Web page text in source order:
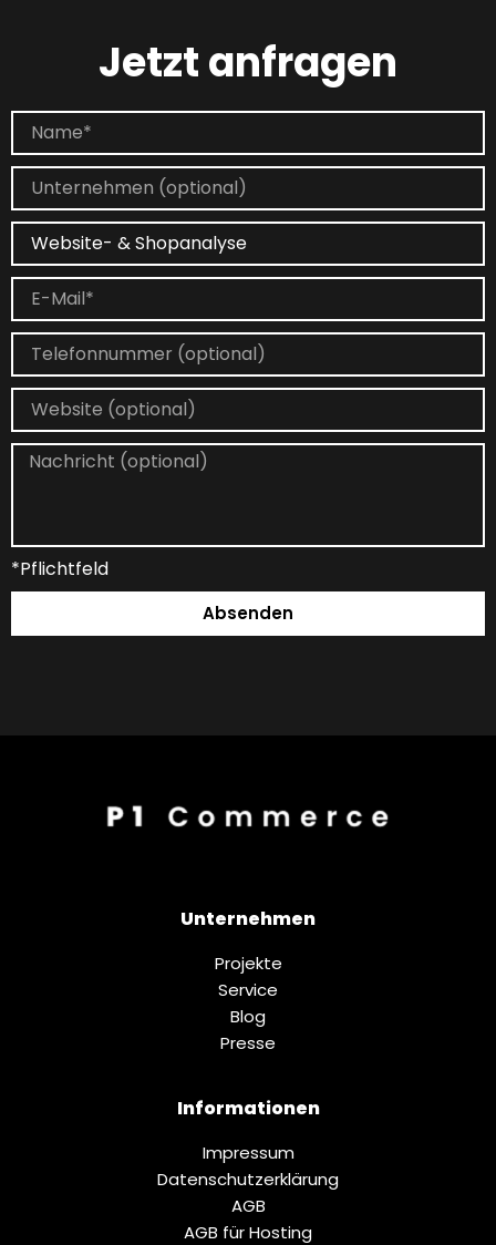
Jetzt anfragen
*Pflichtfeld
Absenden
Unternehmen
Projekte
Service
Blog
Presse
Informationen
Impressum
Datenschutz­erklärung
AGB
AGB für Hosting